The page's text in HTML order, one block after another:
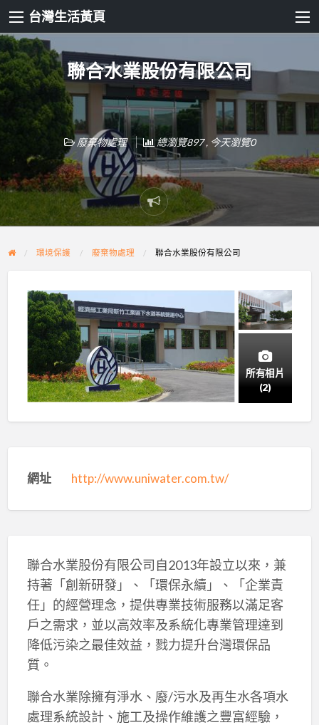
台灣生活黃頁
聯合水業股份有限公司
廢棄物處理 總瀏覽897 , 今天瀏覽0
Report
problem
環境保護 廢棄物處理 聯合水業股份有限公司
所有相片
(2)
網址 http://www.uniwater.com.tw/
聯合水業股份有限公司自2013年設立以來，兼
持著「創新研發」、「環保永續」、「企業責
任」的經營理念，提供專業技術服務以滿足客
戶之需求，並以高效率及系統化專業管理達到
降低污染之最佳效益，戮力提升台灣環保品
質。
聯合水業除擁有淨水、廢/污水及再生水各項水
處理系統設計、施工及操作維護之豐富經驗，